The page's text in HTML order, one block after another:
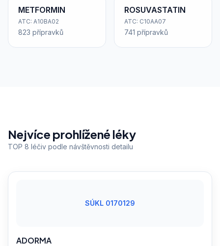
METFORMIN
ATC: A10BA02
823 přípravků
ROSUVASTATIN
ATC: C10AA07
741 přípravků
Nejvíce prohlížené léky
TOP 8 léčiv podle návštěvnosti detailu
SÚKL 0170129
ADORMA